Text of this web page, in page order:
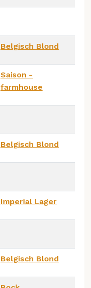
Belgisch Blond
Saison -
farmhouse
Belgisch Blond
Imperial Lager
Belgisch Blond